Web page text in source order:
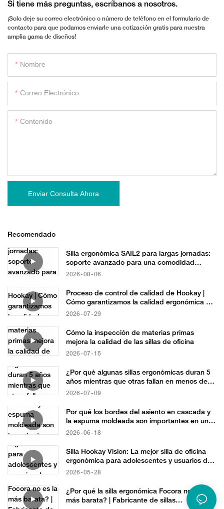
Si tiene más preguntas, escríbanos a nosotros.
¡Solo deje su correo electrónico o número de teléfono en el formulario de
contacto para que podamos enviarle una cotización gratis para nuestra
amplia gama de diseños!
Nombre
Correo Electrónico
Contenido
Enviar Consulta Ahora
Recomendado
Silla ergonómica SAIL2 para largas jornadas:
soporte avanzado para una comodidad
durante todo el día.
2026 08 06
Proceso de control de calidad de Hookay |
Cómo garantizamos la calidad ergonómica de
nuestras sillas
2026 07 29
Cómo la inspección de materias primas
mejora la calidad de las sillas de oficina
2026 07 15
¿Por qué algunas sillas ergonómicas duran 5
años mientras que otras fallan en menos de
un año?
2026 07 09
Por qué los bordes del asiento en cascada y
la espuma moldeada son importantes en una
silla ergonómica de malla.
2026 06 18
Silla Hookay Vision: La mejor silla de oficina
ergonómica para adolescentes y usuarios de
baja estatura – Solución de abastecimiento
2026 05 28
¿Por qué la silla ergonómica Focora no es la
más barata? | Fabricante de sillas